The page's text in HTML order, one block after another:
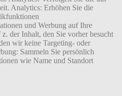
Analytics: Erhöhen Sie die
und Werbung auf Ihre
z. der Inhalt, den Sie vorher besucht
wir keine Targeting- oder
Sammeln Sie persönlich
wie Name und Standort